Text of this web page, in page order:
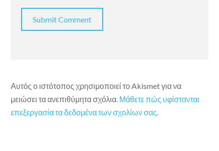
Αυτός ο ιστότοπος χρησιμοποιεί το Akismet για να
μειώσει τα ανεπιθύμητα σχόλια. Μάθετε πώς υφίστανται
επεξεργασία τα δεδομένα των σχολίων σας.